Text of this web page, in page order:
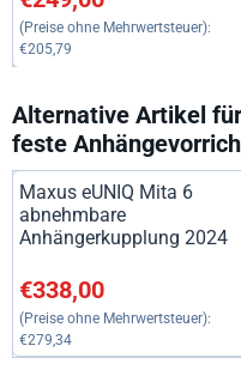
(Preise ohne Mehrwertsteuer):
€205,79
Alternative Artikel für
feste
Maxus eUNIQ Mita 6
abnehmbare
Anhängerkupplung 2024
Preis: 338,00, ohne
€338,00
(Preise ohne Mehrwertsteuer):
€279,34